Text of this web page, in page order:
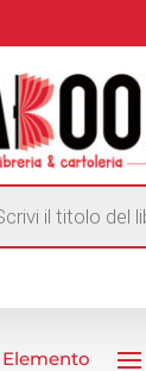
Elemento